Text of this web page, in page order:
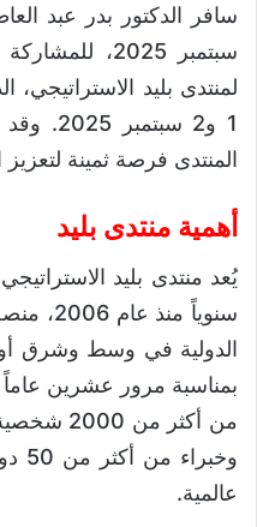
سبتمبر 2025،
لمنتدى بليد الاستراتيجي،
1 و2
المنتدى فرصة ثمينة
أهمية منتدى بليد
يُعد منتدى بليد
سنوياً
الدولية في وسط وشرق
بمناسبة مرور عشرين
من أكثر
عالمية.